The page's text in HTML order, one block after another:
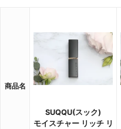
商品名
SUQQU(スック)
モイスチャー リッチ リ